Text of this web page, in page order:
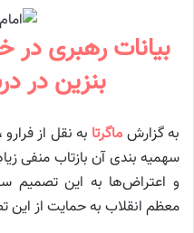
بیانات رهبری
بنزین در
به گزارش ماگرتا به نقل از
سهمیه بندی آن بازتاب منفی
و اعتراض‌ها به این تصمیم
معظم انقلاب به حمایت از این